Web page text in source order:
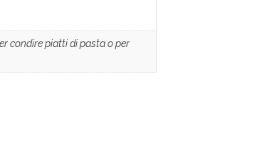
condire piatti di pasta o per